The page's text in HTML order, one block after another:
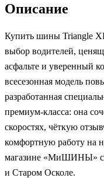
Описание
Купить шины Triangle
выбор водителей,
асфальте и уверенный
всесезонная модель
разработанная
премиум-класса: она
скоростях, чёткую
комфортную работу на
магазине «МиШИНЫ» с
и Старом Осколе.